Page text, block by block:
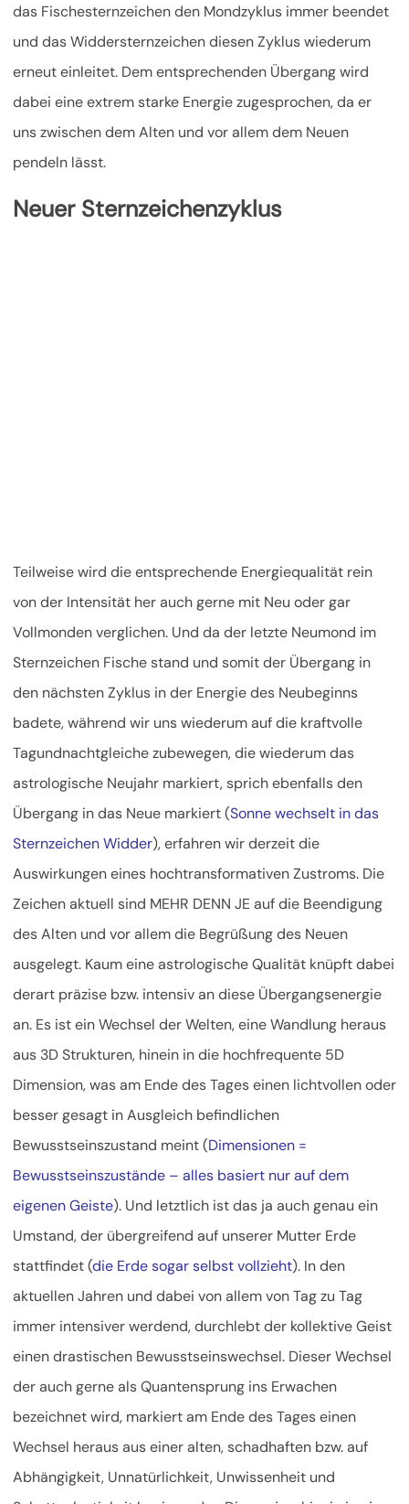
das Fischesternzeichen den Mondzyklus immer beendet
und das Widdersternzeichen diesen Zyklus wiederum
erneut einleitet. Dem entsprechenden Übergang wird
dabei eine extrem starke Energie zugesprochen, da er
uns zwischen dem Alten und vor allem dem Neuen
pendeln lässt.
Neuer Sternzeichenzyklus
Teilweise wird die entsprechende Energiequalität rein
von der Intensität her auch gerne mit Neu oder gar
Vollmonden verglichen. Und da der letzte Neumond im
Sternzeichen Fische stand und somit der Übergang in
den nächsten Zyklus in der Energie des Neubeginns
badete, während wir uns wiederum auf die kraftvolle
Tagundnachtgleiche zubewegen, die wiederum das
astrologische Neujahr markiert, sprich ebenfalls den
Übergang in das Neue markiert (Sonne wechselt in das
Sternzeichen Widder), erfahren wir derzeit die
Auswirkungen eines hochtransformativen Zustroms. Die
Zeichen aktuell sind MEHR DENN JE auf die Beendigung
des Alten und vor allem die Begrüßung des Neuen
ausgelegt. Kaum eine astrologische Qualität knüpft dabei
derart präzise bzw. intensiv an diese Übergangsenergie
an. Es ist ein Wechsel der Welten, eine Wandlung heraus
aus 3D Strukturen, hinein in die hochfrequente 5D
Dimension, was am Ende des Tages einen lichtvollen oder
besser gesagt in Ausgleich befindlichen
Bewusstseinszustand meint (Dimensionen =
Bewusstseinszustände – alles basiert nur auf dem
eigenen Geiste). Und letztlich ist das ja auch genau ein
Umstand, der übergreifend auf unserer Mutter Erde
stattfindet (die Erde sogar selbst vollzieht). In den
aktuellen Jahren und dabei von allem von Tag zu Tag
immer intensiver werdend, durchlebt der kollektive Geist
einen drastischen Bewusstseinswechsel. Dieser Wechsel
der auch gerne als Quantensprung ins Erwachen
bezeichnet wird, markiert am Ende des Tages einen
Wechsel heraus aus einer alten, schadhaften bzw. auf
Abhängigkeit, Unnatürlichkeit, Unwissenheit und